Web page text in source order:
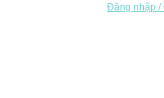
Đăng nhập /